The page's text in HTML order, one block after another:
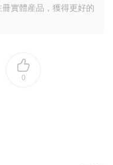
實體産品，獲得更好的
0